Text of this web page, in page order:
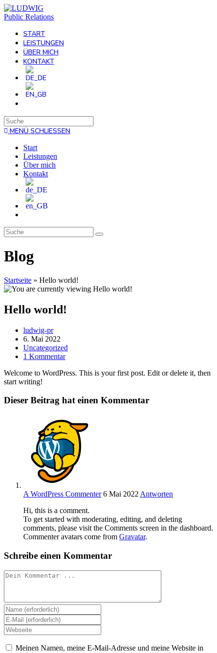
Zum
Inhalt
START
LEISTUNGEN
ÜBER MICH
KONTAKT
Search
thisMENÜ SCHLIESSEN
Start
Leistungen
Über mich
Kontakt
Blog
Startseite » Hello world!
Hello world!
Beitrags-
Autor:
ludwig-pr
Beitrag
veröffentlicht:
6. Mai 2022
Beitrags-
Kategorie:
Uncategorized
Beitrags-
1 Kommentar
Welcome to WordPress. This is your first post. Edit or delete it, then
start writing!
Dieser Beitrag hat einen Kommentar
A WordPress Commenter 6 Mai 2022 Antworten
Hi, this is a comment.
To get started with moderating, editing, and deleting
comments, please visit the Comments screen in the dashboard.
Commenter avatars come from Gravatar.
Schreibe einen Kommentar
Kommentieren
Gib
deinen
Namen
oder
Benutzernamen
Gib
deine
E-
Mail-
Gib
deine
Website-
Meinen Namen, meine E-Mail-Adresse und meine Website in